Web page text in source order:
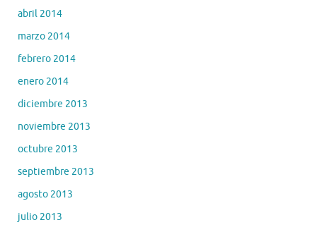
abril 2014
marzo 2014
febrero 2014
enero 2014
diciembre 2013
noviembre 2013
octubre 2013
septiembre 2013
agosto 2013
julio 2013